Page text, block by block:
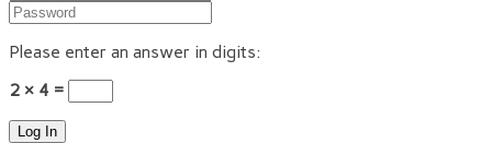
Please enter an answer in digits:
2 × 4 =